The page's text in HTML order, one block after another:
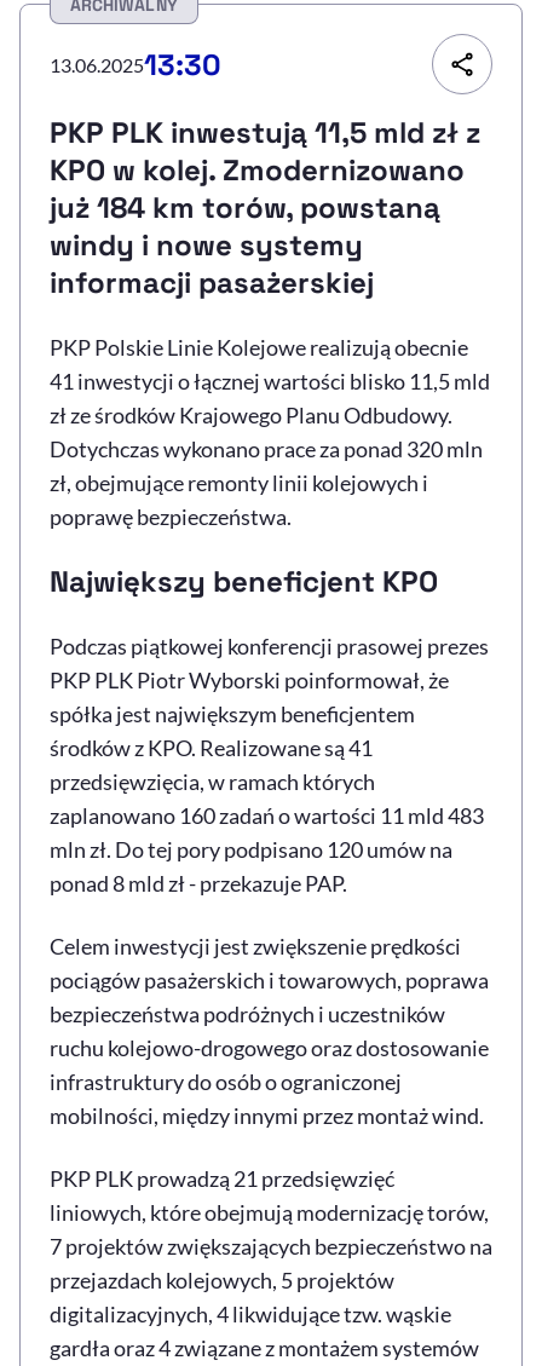
Sprawdź, jak i dlaczego zwiększamy dostępność, otwiera się w nowym
Deklaracja dostępności , otwiera się w nowym oknie
Zgłoś problem
, otwiera się w
ARCHIWALNY
13.06.202513:30
PKP PLK inwestują 11,5 mld zł z
KPO w kolej. Zmodernizowano
już 184 km torów, powstaną
windy i nowe systemy
informacji pasażerskiej
PKP Polskie Linie Kolejowe realizują obecnie
41 inwestycji o łącznej wartości blisko 11,5 mld
zł ze środków Krajowego Planu Odbudowy.
Dotychczas wykonano prace za ponad 320 mln
zł, obejmujące remonty linii kolejowych i
poprawę bezpieczeństwa.
Największy beneficjent KPO
Podczas piątkowej konferencji prasowej prezes
PKP PLK Piotr Wyborski poinformował, że
spółka jest największym beneficjentem
środków z KPO. Realizowane są 41
przedsięwzięcia, w ramach których
zaplanowano 160 zadań o wartości 11 mld 483
mln zł. Do tej pory podpisano 120 umów na
ponad 8 mld zł - przekazuje PAP.
Celem inwestycji jest zwiększenie prędkości
pociągów pasażerskich i towarowych, poprawa
bezpieczeństwa podróżnych i uczestników
ruchu kolejowo-drogowego oraz dostosowanie
infrastruktury do osób o ograniczonej
mobilności, między innymi przez montaż wind.
PKP PLK prowadzą 21 przedsięwzięć
liniowych, które obejmują modernizację torów,
7 projektów zwiększających bezpieczeństwo na
przejazdach kolejowych, 5 projektów
digitalizacyjnych, 4 likwidujące tzw. wąskie
gardła oraz 4 związane z montażem systemów